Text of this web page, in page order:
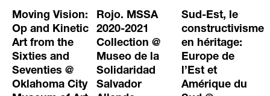
Moving Vision:
Op and Kinetic
Art from the
Sixties and
Seventies @
Oklahoma City
Rojo. MSSA
2020-2021
Collection @
Museo de la
Solidaridad
Salvador
Sud-Est, le
constructivisme
en héritage:
Europe de
l’Est et
Amérique du